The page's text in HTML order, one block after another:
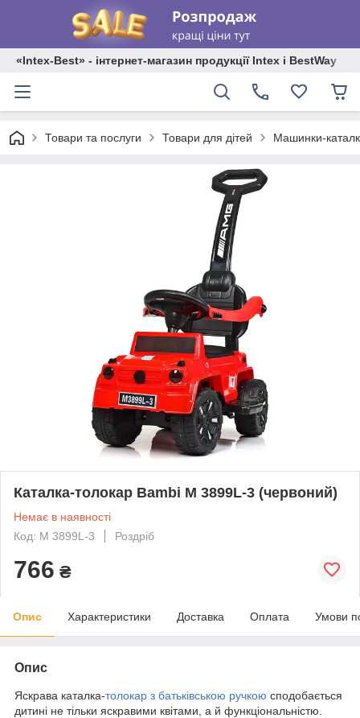
«Intex-Best» - інтернет-магазин продукції Intex і BestWay
Товари та послуги Товари для дітей Машинки-
Каталка-толокар Bambi M 3899L-3 (червоний)
Немає в наявності
Код: M 3899L-3
Роздріб
766 ₴
Опис Характеристики Доставка Оплата Умови
Опис
Яскрава каталка-толокар з батьківською ручкою сподобається
дитині не тільки яскравими квітами, а й функціональністю.